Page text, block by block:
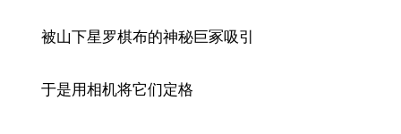
被山下星罗棋布的神秘巨冢吸引
于是用相机将它们定格